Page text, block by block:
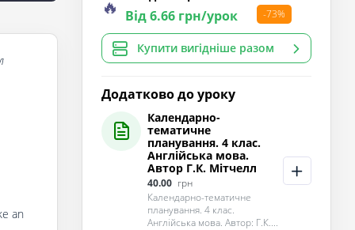
an
🔥 Від 6.66 грн/урок -73%
Купити вигідніше разом
Додатково до уроку
Календарно-
тематичне
планування. 4 клас.
Англійська мова.
Автор Г.К. Мітчелл
40.00 грн
Календарно-тематичне
планування. 4 клас.
Англійська мова. Автор: Г.К....